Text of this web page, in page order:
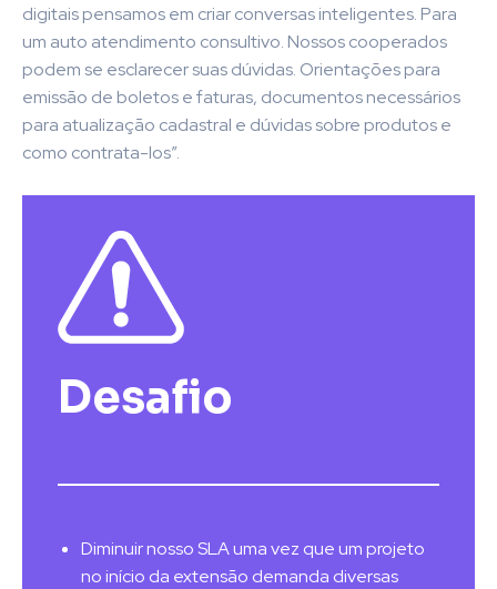
digitais pensamos em criar conversas inteligentes. Para
um auto atendimento consultivo. Nossos cooperados
podem se esclarecer suas dúvidas. Orientações para
emissão de boletos e faturas, documentos necessários
para atualização cadastral e dúvidas sobre produtos e
como contrata-los”.
Desafio
Diminuir nosso SLA uma vez que um projeto
no início da extensão demanda diversas